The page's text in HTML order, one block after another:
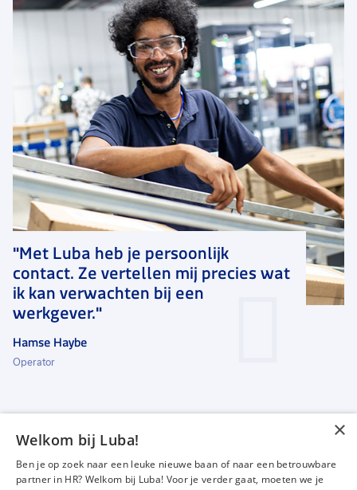
"Met Luba heb je persoonlijk
contact. Ze vertellen mij precies wat
ik kan verwachten bij een
werkgever."
Hamse Haybe
Operator
Werken bij Luba
Voor werkgevers
×
Welkom bij Luba!
Ben je op zoek naar een leuke nieuwe baan of naar een betrouwbare
partner in HR? Welkom bij Luba! Voor je verder gaat, moeten we je